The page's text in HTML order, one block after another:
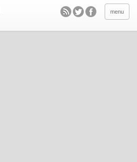
menu